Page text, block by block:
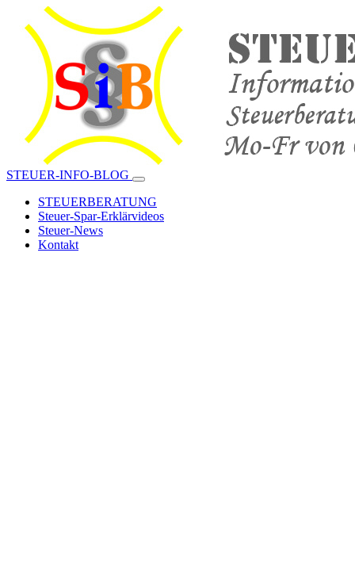
STEUER-INFO-BLOG
STEUERBERATUNG
Steuer-Spar-Erklärvideos
Steuer-News
Kontakt